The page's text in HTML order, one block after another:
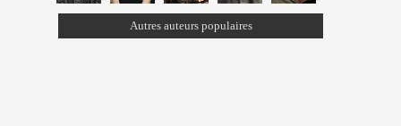
Autres auteurs populaires